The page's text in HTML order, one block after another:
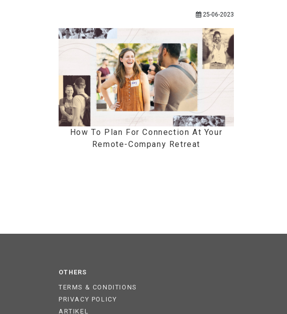
25-06-2023
How To Plan For Connection At Your
Remote-Company Retreat
OTHERS
TERMS & CONDITIONS
PRIVACY POLICY
ARTIKEL